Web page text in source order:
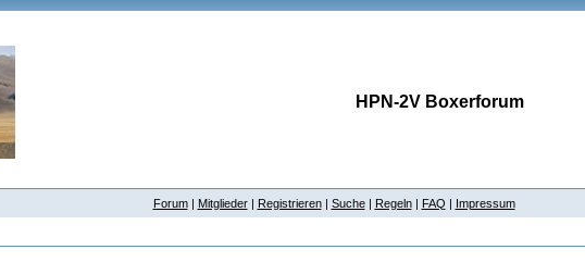
HPN-2V Boxerforum
Forum| Mitglieder| Registrieren| Suche| Regeln| FAQ | Impressum